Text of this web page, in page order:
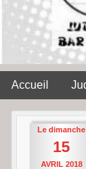
Accueil
Le dimanche
15
AVRIL 2018